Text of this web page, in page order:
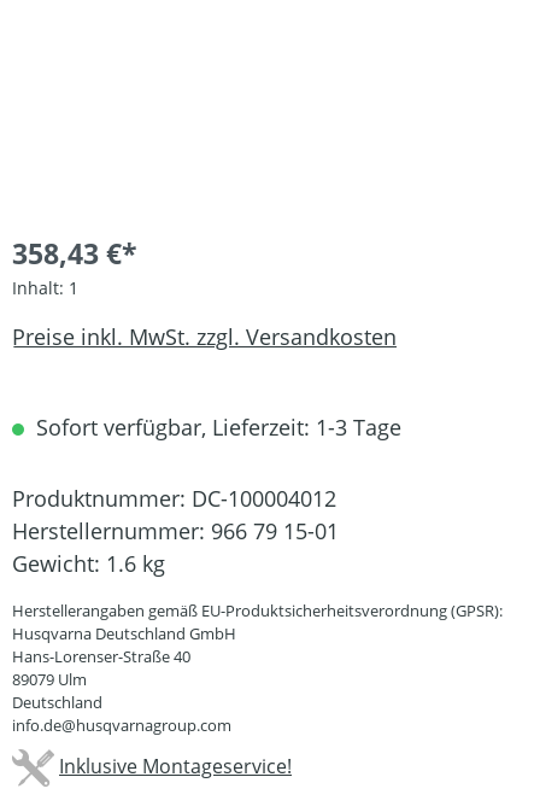
358,43 €*
Inhalt: 1
Preise inkl. MwSt. zzgl. Versandkosten
Sofort verfügbar, Lieferzeit: 1-3 Tage
Produktnummer: DC-100004012
Herstellernummer: 966 79 15-01
Gewicht: 1.6 kg
Herstellerangaben gemäß EU-Produktsicherheitsverordnung (GPSR):
Husqvarna Deutschland GmbH
Hans-Lorenser-Straße 40
89079 Ulm
Deutschland
info.de@husqvarnagroup.com
Inklusive Montageservice!